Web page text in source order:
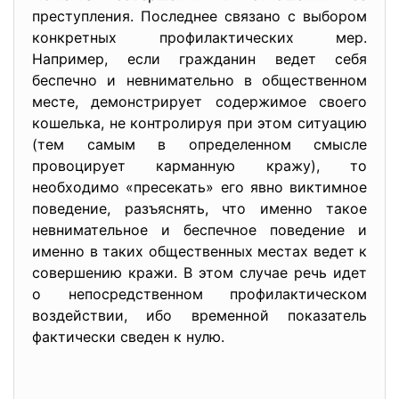
преступления. Последнее связано с выбором
конкретных профилактических мер.
Например, если гражданин ведет себя
беспечно и невнимательно в общественном
месте, демонстрирует содержимое своего
кошелька, не контролируя при этом ситуацию
(тем самым в определенном смысле
провоцирует карманную кражу), то
необходимо «пресекать» его явно виктимное
поведение, разъяснять, что именно такое
невнимательное и беспечное поведение и
именно в таких общественных местах ведет к
совершению кражи. В этом случае речь идет
о непосредственном профилактическом
воздействии, ибо временной показатель
фактически сведен к нулю.